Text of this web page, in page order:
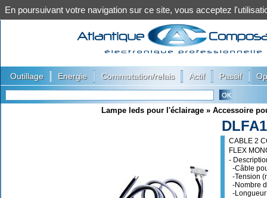
Outillage Energie Commutation/relais Actif Passif
Lampe leds pour l'éclairage » Accessoire
DLFA1
CABLE 2
FLEX
-
-Câble
-Tension
-Nombre
-
En poursuivant votre navigation sur ce site, vous acceptez